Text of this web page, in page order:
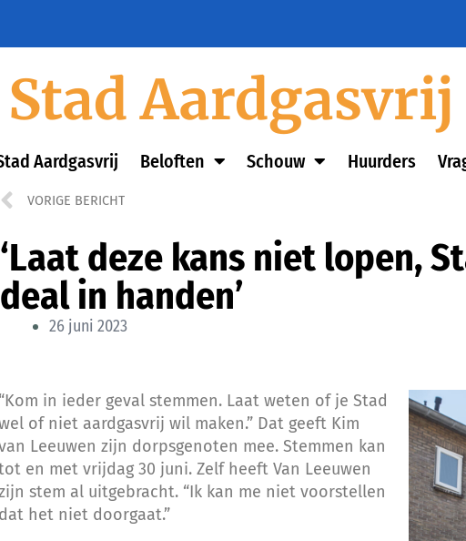
Stad Aardgasvrij
Aardgasvrij Beloften Schouw Huurders
VORIGE BERICHT
‘Laat deze kans niet lopen,
deal in handen’
26 juni 2023
in ieder geval stemmen. Laat weten of je Stad
of niet aardgasvrij wil maken.” Dat geeft Kim
Leeuwen zijn dorpsgenoten mee. Stemmen kan
en met vrijdag 30 juni. Zelf heeft Van Leeuwen
stem al uitgebracht. “Ik kan me niet voorstellen
het niet doorgaat.”